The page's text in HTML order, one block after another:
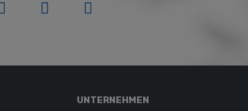
UNTERNEHMEN